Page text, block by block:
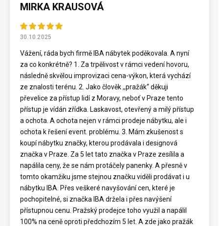
MIRKA KRAUSOVÁ
30.10.2025
Vážení, ráda bych firmě IBA nábytek poděkovala. A nyní
za co konkrétně? 1. Za trpělivost v rámci vedení hovoru,
následně skvělou improvizaci cena-výkon, která vychází
ze znalosti terénu. 2. Jako člověk ,,pražák“ děkuji
převelice za přístup lidí z Moravy, neboť v Praze tento
přístup je vídán zřídka. Laskavost, otevřený a milý přístup
a ochota. A ochota nejen v rámci prodeje nábytku, ale i
ochota k řešení event. problému. 3. Mám zkušenost s
koupí nábytku značky, kterou prodávala i designová
značka v Praze. Za 5 let tato značka v Praze zesílila a
napálila ceny, že se nám protáčely panenky. A přesně v
tomto okamžiku jsme stejnou značku viděli prodávat i u
nábytku IBA. Přes veškeré navyšování cen, které je
pochopitelné, si značka IBA držela i přes navýšení
přístupnou cenu. Pražský prodejce toho využil a napálil
100% na ceně oproti předchozím 5 let. A zde jako pražák